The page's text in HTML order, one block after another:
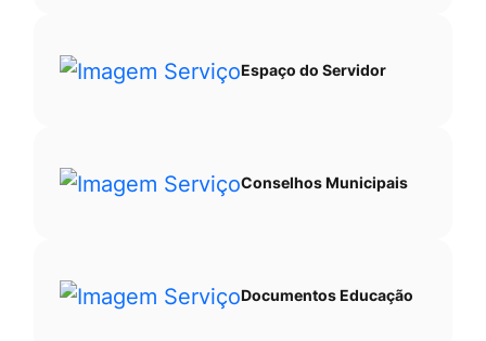
Espaço do Servidor
Conselhos Municipais
Documentos Educação